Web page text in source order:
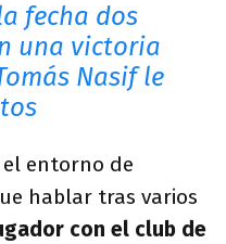
fecha dos
una victoria
Nasif le
el entorno de
hablar tras varios
con el club de